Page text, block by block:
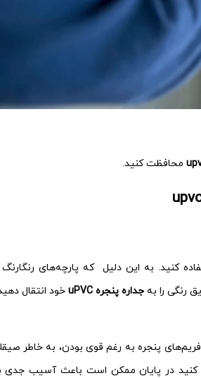
محافظت کنید.
کنید. به این دلیل که پارچه‌های رنگارنگ
رنگی را بهجداره پنجره uPVC
خود انتقال
پنجره به رغم قوی بودن، به خاطر
کنید در پایان ممکن است باعث آسیب جدی